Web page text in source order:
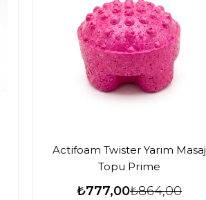
Actifoam Twister Yarım Masaj
Topu Prime
₺777,00₺864,00